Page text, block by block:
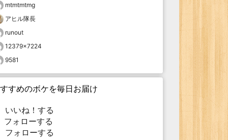
mtmtmtmg
アヒル隊長
runout
12379×7224
9581
すめのボケを毎日お届け
いいね！する
ォローする
フォローする